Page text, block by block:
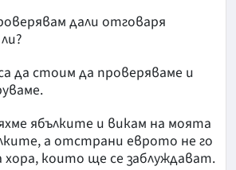
дали отговаря
да стоим да проверяваме и
ябълките и викам на моята
а отстрани еврото не го
които ще се заблуждават.